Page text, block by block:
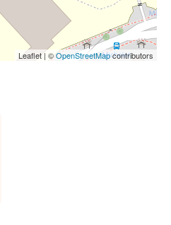
Leaflet | ©OpenStreetMapcontributors